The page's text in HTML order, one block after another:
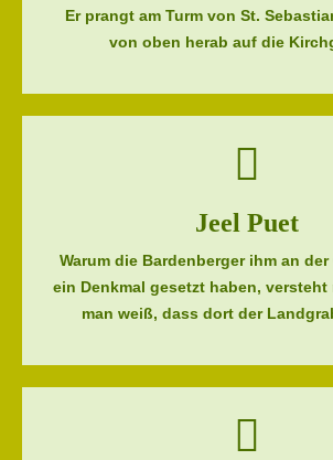
Er prangt am Turm von St.
von oben herab auf die
Jeel Puet
Warum die Bardenberger ihm an
ein Denkmal gesetzt haben, versteht
man weiß, dass dort der